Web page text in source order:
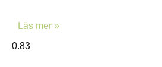
Läs mer »